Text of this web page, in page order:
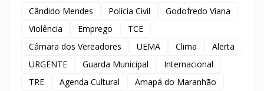
Cândido Mendes
Polícia Civil
Godofredo Viana
Violência
Emprego
TCE
Câmara dos Vereadores
UEMA Clima
Alerta
URGENTE
Guarda Municipal
Internacional
TRE
Agenda Cultural
Amapá do Maranhão